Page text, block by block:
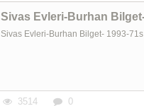
Sivas Evleri-Burhan
Sivas Evleri-Burhan Bilget- 1993-71s
3514 0